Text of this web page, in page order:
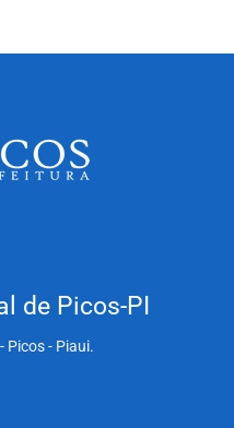
de Picos-PI
Picos - Piaui.